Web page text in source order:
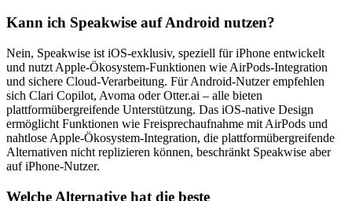
Kann ich Speakwise auf Android nutzen?
Nein, Speakwise ist iOS-exklusiv, speziell für iPhone entwickelt
und nutzt Apple-Ökosystem-Funktionen wie AirPods-Integration
und sichere Cloud-Verarbeitung. Für Android-Nutzer empfehlen
sich Clari Copilot, Avoma oder Otter.ai – alle bieten
plattformübergreifende Unterstützung. Das iOS-native Design
ermöglicht Funktionen wie Freisprechaufnahme mit AirPods und
nahtlose Apple-Ökosystem-Integration, die plattformübergreifende
Alternativen nicht replizieren können, beschränkt Speakwise aber
auf iPhone-Nutzer.
Welche Alternative hat die beste